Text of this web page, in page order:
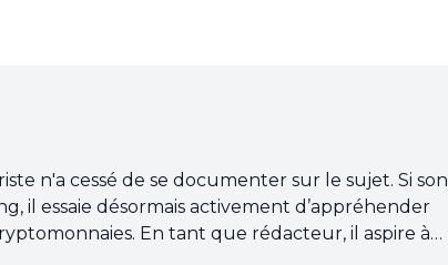
n'a cessé de se documenter sur le sujet. Si son
il essaie désormais activement d’appréhender
En tant que rédacteur, il aspire à